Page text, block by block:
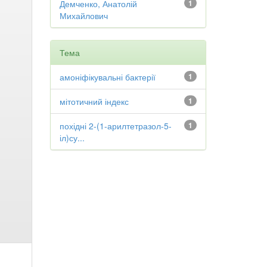
1
Демченко, Анатолій
Михайлович
Тема
1
амоніфікувальні бактерії
1
мітотичний індекс
1
похідні 2-(1-арилтетразол-5-
іл)су...